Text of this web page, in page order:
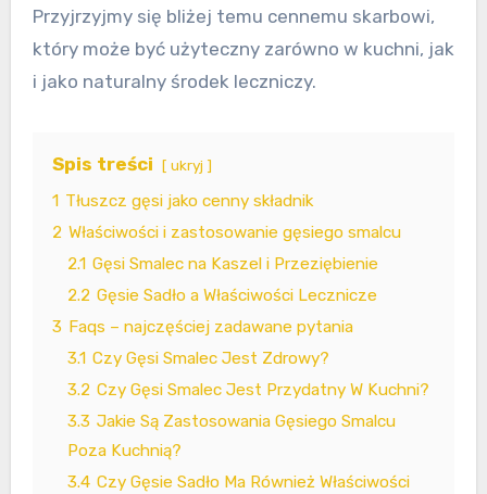
Przyjrzyjmy się bliżej temu cennemu skarbowi,
który może być użyteczny zarówno w kuchni, jak
i jako naturalny środek leczniczy.
Spis treści ukryj
1 Tłuszcz gęsi jako cenny składnik
2 Właściwości i zastosowanie gęsiego smalcu
2.1 Gęsi Smalec na Kaszel i Przeziębienie
2.2 Gęsie Sadło a Właściwości Lecznicze
3 Faqs – najczęściej zadawane pytania
3.1 Czy Gęsi Smalec Jest Zdrowy?
3.2 Czy Gęsi Smalec Jest Przydatny W Kuchni?
3.3 Jakie Są Zastosowania Gęsiego Smalcu
Poza Kuchnią?
3.4 Czy Gęsie Sadło Ma Również Właściwości